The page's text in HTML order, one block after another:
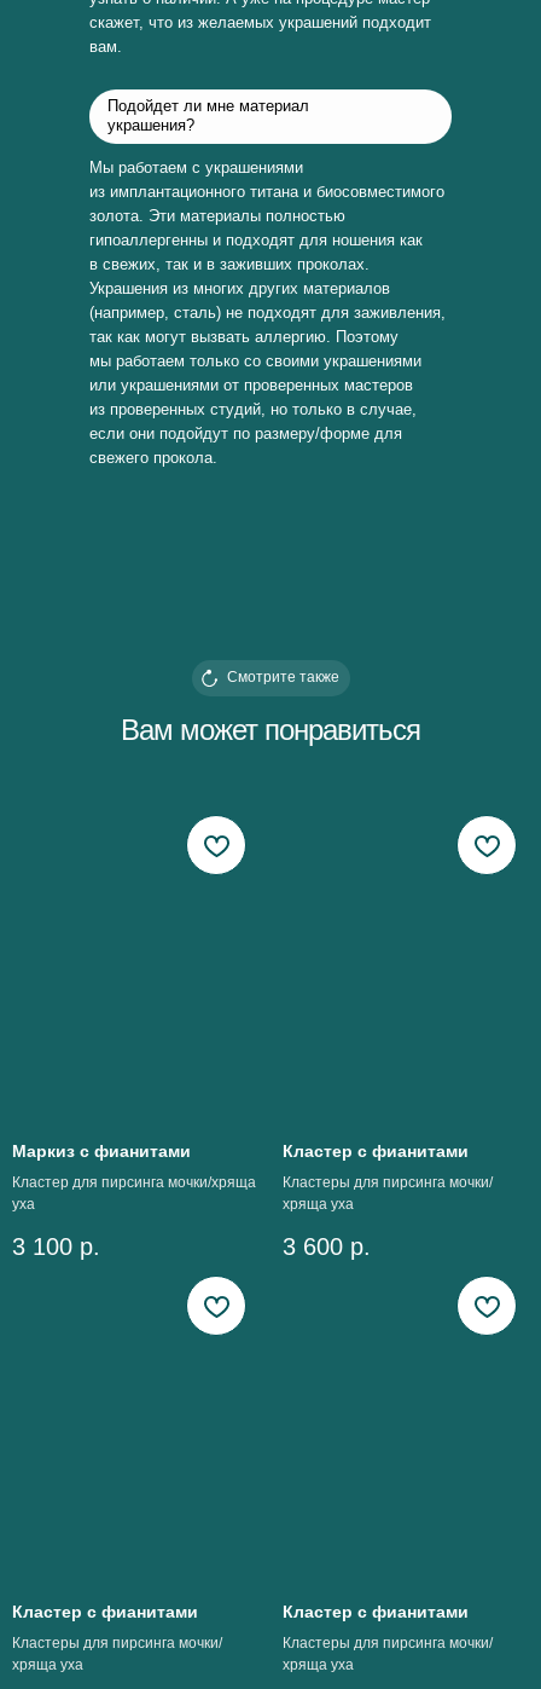
скажет, что из желаемых украшений подходит
вам.
Подойдет ли мне материал
украшения?
Мы работаем с украшениями
из имплантационного титана и биосовместимого
золота. Эти материалы полностью
гипоаллергенны и подходят для ношения как
в свежих, так и в заживших проколах.
Украшения из многих других материалов
(например, сталь) не подходят для заживления,
так как могут вызвать аллергию. Поэтому
мы работаем только со своими украшениями
или украшениями от проверенных мастеров
из проверенных студий, но только в случае,
если они подойдут по размеру/форме для
свежего прокола.
Вам может понравиться
Смотрите также
Маркиз с фианитами
Кластер для пирсинга мочки/хряща
уха
3 100 р.
Кластер с фианитами
Кластеры для пирсинга мочки/
хряща уха
3 600 р.
Кластер с фианитами
Кластеры для пирсинга мочки/
хряща уха
Кластер с фианитами
Кластеры для пирсинга мочки/
хряща уха